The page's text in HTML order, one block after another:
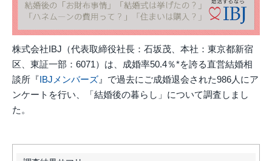
株式会社IBJ（代表取締役社長：石坂茂、本社：東京都新宿
区、東証一部：6071）は、成婚率50.4％*を誇る直営結婚相
談所『IBJメンバーズ 』で過去にご成婚退会された986人にア
ンケートを行い、「結婚後の暮らし」について調査しまし
た。